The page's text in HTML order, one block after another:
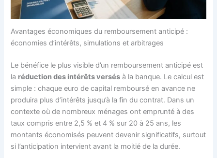
Avantages économiques du remboursement anticipé :
économies d’intérêts, simulations et arbitrages
Le bénéfice le plus visible d’un remboursement anticipé est
la réduction des intérêts versés à la banque. Le calcul est
simple : chaque euro de capital remboursé en avance ne
produira plus d’intérêts jusqu’à la fin du contrat. Dans un
contexte où de nombreux ménages ont emprunté à des
taux compris entre 2,5 % et 4 % sur 20 à 25 ans, les
montants économisés peuvent devenir significatifs, surtout
si l’anticipation intervient avant la moitié de la durée.